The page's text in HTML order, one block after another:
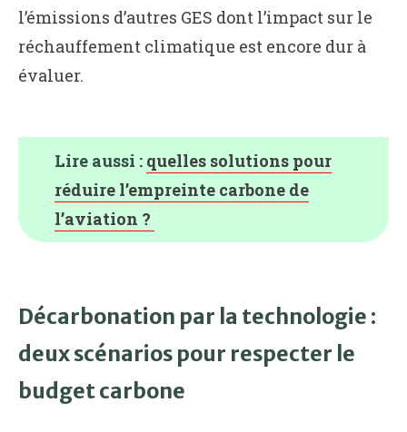
l’émissions d’autres GES dont l’impact sur le
réchauffement climatique est encore dur à
évaluer.
Lire aussi : quelles solutions pour
réduire l’empreinte carbone de
l’aviation ?
Décarbonation par la technologie :
deux scénarios pour respecter le
budget carbone